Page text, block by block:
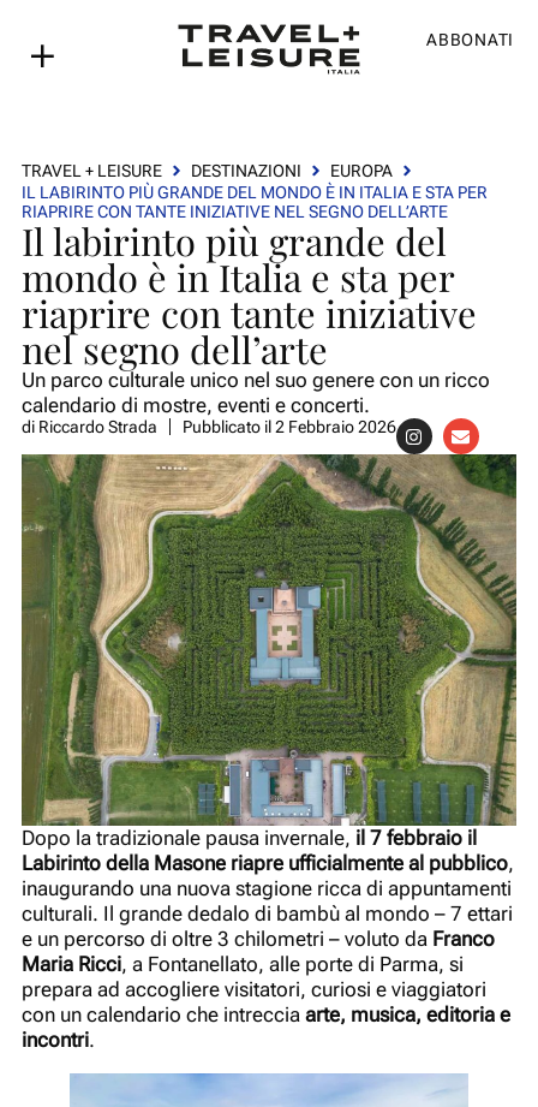
ABBONATI
TRAVEL + LEISURE DESTINAZIONI
EUROPA
IL LABIRINTO PIÙ GRANDE DEL MONDO È IN ITALIA E STA PER
RIAPRIRE CON TANTE INIZIATIVE NEL SEGNO DELL’ARTE
Il labirinto più grande del
mondo è in Italia e sta per
riaprire con tante iniziative
nel segno dell’arte
Un parco culturale unico nel suo genere con un ricco
calendario di mostre, eventi e concerti.
di Riccardo Strada Pubblicato il2 Febbraio 2026
Dopo la tradizionale pausa invernale, il 7 febbraio il
Labirinto della Masone riapre ufficialmente al pubblico,
inaugurando una nuova stagione ricca di appuntamenti
culturali. Il grande dedalo di bambù al mondo – 7 ettari
e un percorso di oltre 3 chilometri – voluto da Franco
Maria Ricci, a Fontanellato, alle porte di Parma, si
prepara ad accogliere visitatori, curiosi e viaggiatori
con un calendario che intreccia arte, musica, editoria e
incontri.